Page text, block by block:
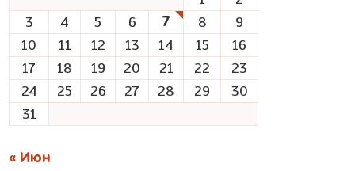
3
4 5 6 7 8
9
10
11 12 13 14 15
16
17
18 19 20 21 22
23
24
25 26 27 28 29
30
31
« Июн